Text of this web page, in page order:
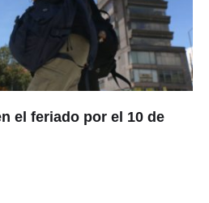
el feriado por el 10 de